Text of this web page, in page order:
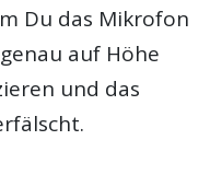
Du das Mikrofon
auf Höhe
und das